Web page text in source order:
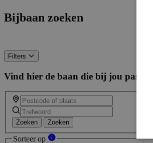
Bijbaan zoeken
Filters
Vind hier de baan die bij jou past
Zoeken Zoeken
Sorteer op